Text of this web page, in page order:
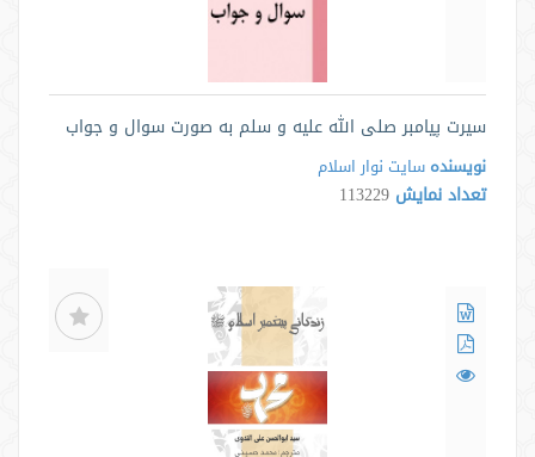
سيرت پيامبر صلى الله عليه و سلم به صورت سوال و جواب
نویسنده سایت نوار اسلام
تعداد نمایش 113229